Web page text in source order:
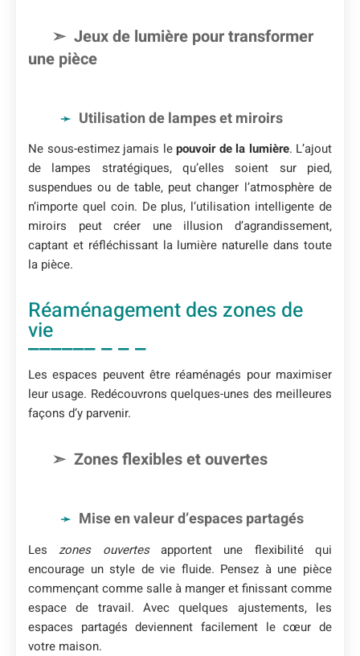
Jeux de lumière pour transformer
une pièce
Utilisation de lampes et miroirs
Ne sous-estimez jamais lepouvoir de la lumière. L’ajout
de lampes stratégiques, qu’elles soient sur pied,
suspendues ou de table, peut changer l’atmosphère de
n’importe quel coin. De plus, l’utilisation intelligente de
miroirs peut créer une illusion d’agrandissement,
captant et réfléchissant la lumière naturelle dans toute
la pièce.
Réaménagement des zones de
vie
Les espaces peuvent être réaménagés pour maximiser
leur usage. Redécouvrons quelques-unes des meilleures
façons d’y parvenir.
Zones flexibles et ouvertes
Mise en valeur d’espaces partagés
Leszones ouvertesapportent une flexibilité qui
encourage un style de vie fluide. Pensez à une pièce
commençant comme salle à manger et finissant comme
espace de travail. Avec quelques ajustements, les
espaces partagés deviennent facilement le cœur de
votre maison.